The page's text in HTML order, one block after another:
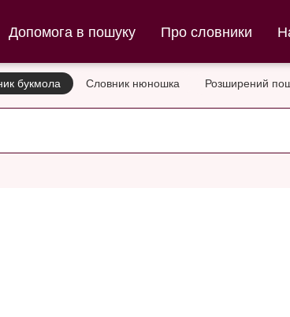
нюношка
Допомога в пошуку Про словники
букмола Словник нюношка Розширений